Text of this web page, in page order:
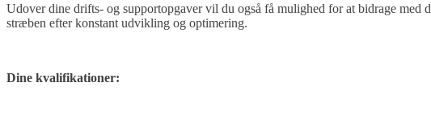
Udover dine drifts- og supportopgaver vil du også få mulighed for at bidrage
stræben efter konstant udvikling og optimering.
Dine kvalifikationer: